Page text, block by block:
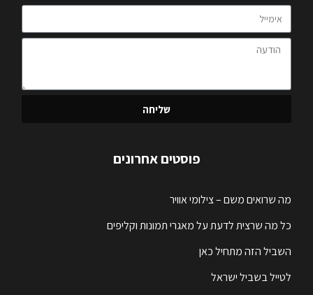
שליחה
פוסטים אחרונים
מה שרואים משם – צילומי אוויר
כל מה שרצית לדעת על מאגרי תמונות וקליפים
השביל הזה מתחיל כאן
לטייל בשביל ישראל